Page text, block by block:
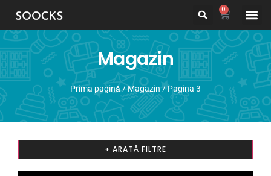
0
Magazin
Prima pagină/Magazin/ Pagina 3
+ ARATĂ FILTRE